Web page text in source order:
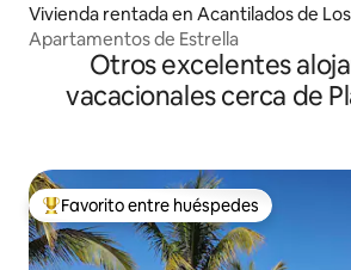
Vivienda rentada en Acantilados de Los
tes
Apartamentos de Estrella
Otros excelentes
vacacionales cerca de
De los mejores en Favorito entre
Favorito entre huéspedes